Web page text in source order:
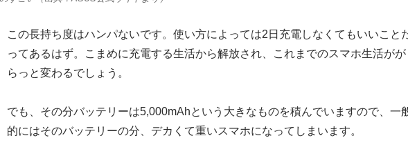
この長持ち度はハンパないです。使い方によっては2日充電しなくてもいいこと
ってあるはず。こまめに充電する生活から解放され、これまでのスマホ生活がが
らっと変わるでしょう。
でも、その分バッテリーは5,000mAhという大きなものを積んでいますので、一
的にはそのバッテリーの分、デカくて重いスマホになってしまいます。